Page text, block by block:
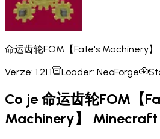
命运齿轮FOM【Fate's Machinery】
Verze: 1.21.1 Loader: NeoForge
Co je 命运齿轮FOM【
Machinery】